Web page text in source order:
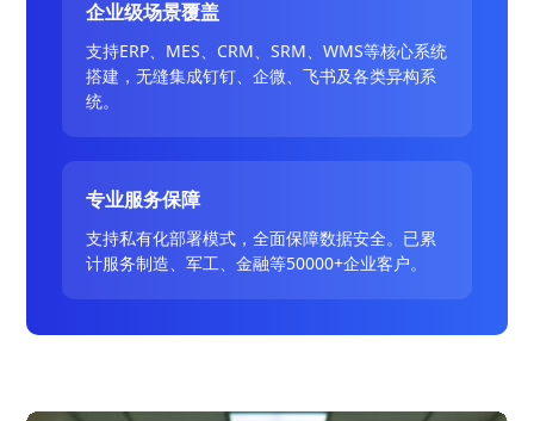
企业级场景覆盖
支持ERP、MES、CRM、SRM、WMS等核心系统
搭建，无缝集成钉钉、企微、飞书及各类异构系
统。
专业服务保障
支持私有化部署模式，全面保障数据安全。已累
计服务制造、军工、金融等50000+企业客户。